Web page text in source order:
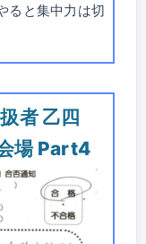
ると集中力は切
者 乙四
場 Part4